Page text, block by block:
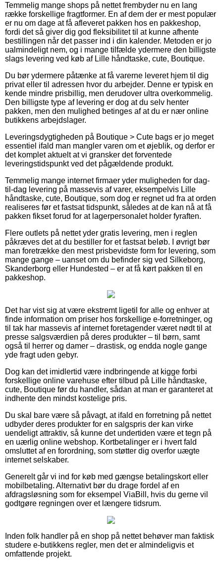
Temmelig mange shops på nettet frembyder nu en lang
række forskellige fragtformer. En af dem der er mest populær
er nu om dage at få afleveret pakken hos en pakkeshop,
fordi det så giver dig god fleksibilitet til at kunne afhente
bestillingen når det passer ind i din kalender. Metoden er jo
ualmindeligt nem, og i mange tilfælde ydermere den billigste
slags levering ved køb af Lille håndtaske, cute, Boutique.
Du bør ydermere påtænke at få varerne leveret hjem til dig
privat eller til adressen hvor du arbejder. Denne er typisk en
kende mindre prisbillig, men derudover ultra overkommelig.
Den billigste type af levering er dog at du selv henter
pakken, men den mulighed betinges af at du er nær online
butikkens arbejdslager.
Leveringsdygtigheden på Boutique > Cute bags er jo meget
essentiel ifald man mangler varen om et øjeblik, og derfor er
det komplet aktuelt at vi gransker det forventede
leveringstidspunkt ved det pågældende produkt.
Temmelig mange internet firmaer yder muligheden for dag-
til-dag levering på massevis af varer, eksempelvis Lille
håndtaske, cute, Boutique, som dog er regnet ud fra at orden
realiseres før et fastsat tidspunkt, således at de kan nå at få
pakken fikset forud for at lagerpersonalet holder fyraften.
Flere outlets på nettet yder gratis levering, men i reglen
påkræves det at du bestiller for et fastsat beløb. I øvrigt bør
man foretrække den mest prisbevidste form for levering, som
mange gange – uanset om du befinder sig ved Silkeborg,
Skanderborg eller Hundested – er at få kørt pakken til en
pakkeshop.
Det har vist sig at være ekstremt ligetil for alle og enhver at
finde information om priser hos forskellige e-forretninger, og
til tak har massevis af internet foretagender været nødt til at
presse salgsværdien på deres produkter – til børn, samt
også til herrer og damer – drastisk, og endda nogle gange
yde fragt uden gebyr.
Dog kan det imidlertid være indbringende at kigge forbi
forskellige online varehuse efter tilbud på Lille håndtaske,
cute, Boutique før du handler, sådan at man er garanteret at
indhente den mindst kostelige pris.
Du skal bare være så påvagt, at ifald en forretning på nettet
udbyder deres produkter for en salgspris der kan virke
uendeligt attraktiv, så kunne det undertiden være et tegn på
en uærlig online webshop. Kortbetalinger er i hvert fald
omsluttet af en forordning, som støtter dig overfor uægte
internet selskaber.
Generelt går vi ind for køb med gængse betalingskort eller
mobilbetaling. Alternativt bør du drage fordel af en
afdragsløsning som for eksempel ViaBill, hvis du gerne vil
godtgøre regningen over et længere tidsrum.
Inden folk handler på en shop på nettet behøver man faktisk
studere e-butikkens regler, men det er almindeligvis et
omfattende projekt.